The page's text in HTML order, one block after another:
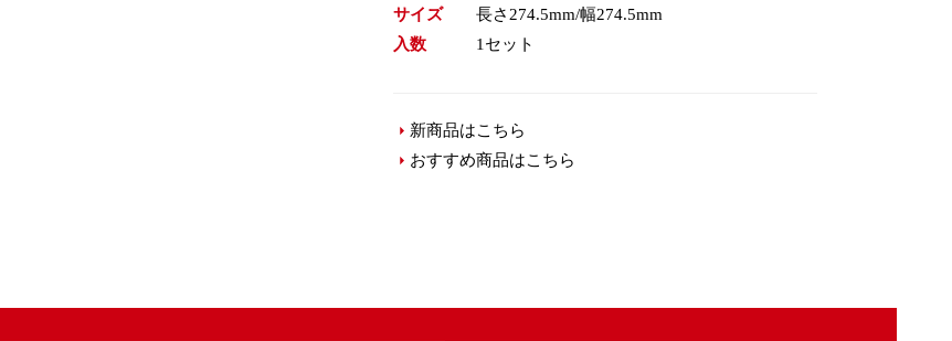
サイズ
長さ274.5mm/幅274.5mm
入数
1セット
新商品はこちら
おすすめ商品はこちら